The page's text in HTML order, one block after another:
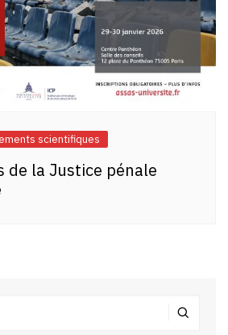
scientifiques
de la Justice pénale